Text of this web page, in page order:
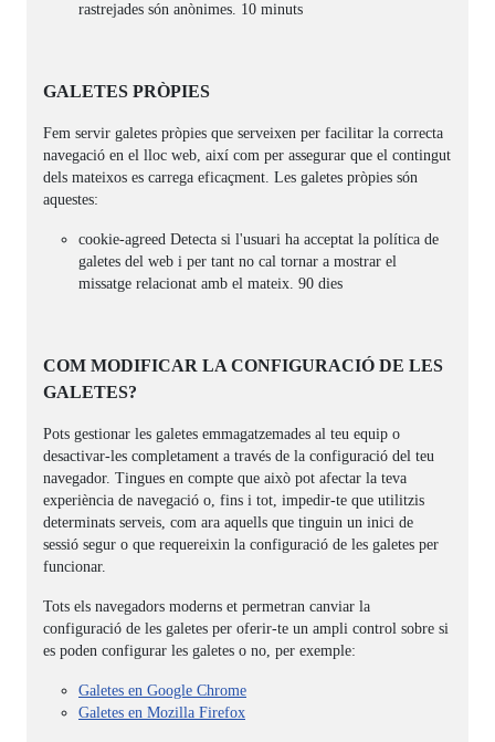
rastrejades són anònimes. 10 minuts
GALETES PRÒPIES
Fem servir galetes pròpies que serveixen per facilitar la correcta
navegació en el lloc web, així com per assegurar que el contingut
dels mateixos es carrega eficaçment. Les galetes pròpies són
aquestes:
cookie-agreed Detecta si l'usuari ha acceptat la política de
galetes del web i per tant no cal tornar a mostrar el
missatge relacionat amb el mateix. 90 dies
COM MODIFICAR LA CONFIGURACIÓ DE LES
GALETES?
Pots gestionar les galetes emmagatzemades al teu equip o
desactivar-les completament a través de la configuració del teu
navegador. Tingues en compte que això pot afectar la teva
experiència de navegació o, fins i tot, impedir-te que utilitzis
determinats serveis, com ara aquells que tinguin un inici de
sessió segur o que requereixin la configuració de les galetes per
funcionar.
Tots els navegadors moderns et permetran canviar la
configuració de les galetes per oferir-te un ampli control sobre si
es poden configurar les galetes o no, per exemple:
Galetes en Google Chrome
Galetes en Mozilla Firefox